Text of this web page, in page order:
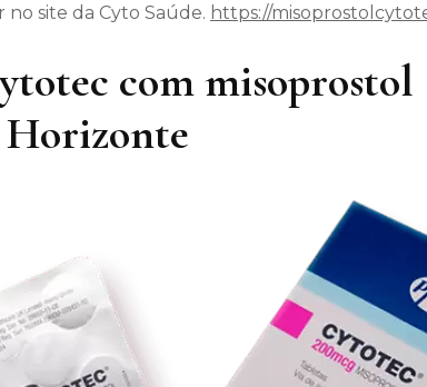
no site da Cyto Saúde. https://
com misoprostol